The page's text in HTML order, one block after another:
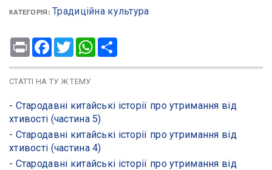
КАТЕГОРІЯ: Традиційна культура
Print Facebook
TwitterWhatsApp
СТАТТІ НА ТУ Ж ТЕМУ
- Стародавні китайські історії про утримання від
хтивості (частина 5)
- Стародавні китайські історії про утримання від
хтивості (частина 4)
- Стародавні китайські історії про утримання від